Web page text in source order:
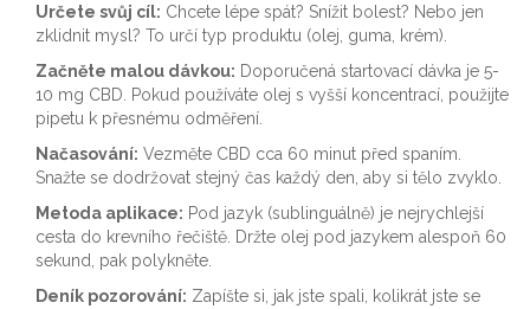
Určete svůj cíl: Chcete lépe spát? Snížit bolest? Nebo jen
zklidnit mysl? To určí typ produktu (olej, guma, krém).
Začněte malou dávkou: Doporučená startovací dávka je 5-
10 mg CBD. Pokud používáte olej s vyšší koncentrací, použijte
pipetu k přesnému odměření.
Načasování: Vezměte CBD cca 60 minut před spaním.
Snažte se dodržovat stejný čas každý den, aby si tělo zvyklo.
Metoda aplikace: Pod jazyk (sublinguálně) je nejrychlejší
cesta do krevního řečiště. Držte olej pod jazykem alespoň 60
sekund, pak polykněte.
Deník pozorování: Zapíšte si, jak jste spali, kolikrát jste se